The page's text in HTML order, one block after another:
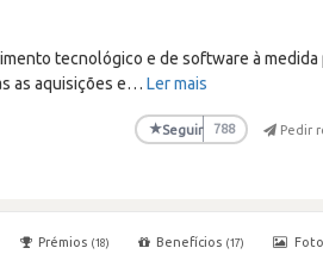
tecnológico e de software à medida
as aquisições e… Ler mais
★Seguir 788 Pedir
Prémios (18) Benefícios (17)